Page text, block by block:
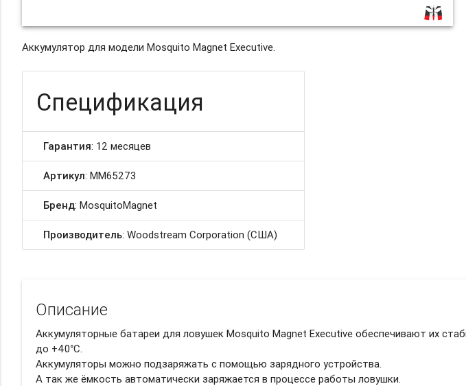
Аккумулятор для модели Mosquito Magnet Executive.
Спецификация
Гарантия: 12 месяцев
Артикул: MM65273
Бренд: MosquitoMagnet
Производитель: Woodstream Corporation (США)
Описание
Аккумуляторные батареи для ловушек Mosquito Magnet Executive обеспечивают их
до +40°C.
Аккумуляторы можно подзаряжать с помощью зарядного устройства.
А так же ёмкость автоматически заряжается в процессе работы ловушки.